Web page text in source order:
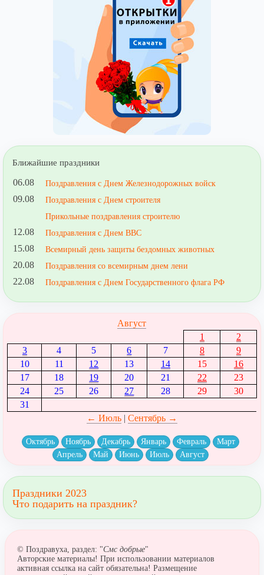
Ближайшие праздники
06.08 Поздравления с Днем Железнодорожных войск
09.08
Поздравления с Днем строителя
Прикольные поздравления строителю
12.08 Поздравления с Днем ВВС
15.08 Всемирный день защиты бездомных животных
20.08 Поздравления со всемирным днем лени
22.08 Поздравления с Днем Государственного флага РФ
Август
1
2
3
4 5 6 7 8
9
10
11 12 13 14 15
16
17
18 19 20 21 22
23
24
25 26 27 28 29
30
31
← Июль| Сентябрь →
Октябрь Ноябрь Декабрь Январь Февраль
Март
Апрель
Май Июнь Июль Август
Праздники 2023
Что подарить на праздник?
© Поздравуха, раздел: "Смс добрые"
Авторские материалы! При использовании материалов
активная ссылка на сайт обязательна! Размещение